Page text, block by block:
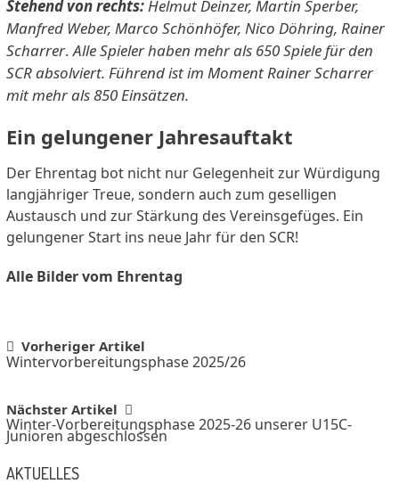
Stehend von rechts:Helmut Deinzer, Martin Sperber,
Manfred Weber, Marco Schönhöfer, Nico Döhring, Rainer
Scharrer.Alle Spieler haben mehr als 650 Spiele für den
SCR absolviert. Führend ist im Moment Rainer Scharrer
mit mehr als 850 Einsätzen.
Ein gelungener Jahresauftakt
Der Ehrentag bot nicht nur Gelegenheit zur Würdigung
langjähriger Treue, sondern auch zum geselligen
Austausch und zur Stärkung des Vereinsgefüges. Ein
gelungener Start ins neue Jahr für den SCR!
Alle Bilder vom Ehrentag
Post
Vorheriger Artikel
Wintervorbereitungsphase 2025/26
Nächster Artikel
Winter-Vorbereitungsphase 2025-26 unserer U15C-
Junioren abgeschlossen
AKTUELLES